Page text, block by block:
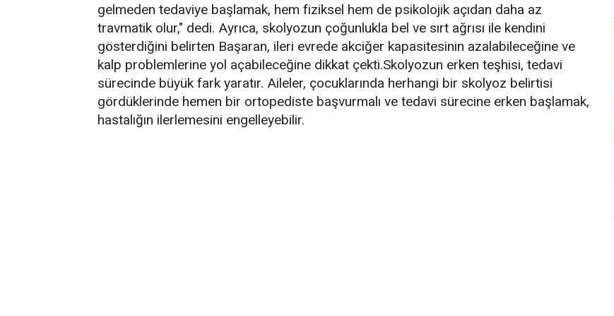
gelmeden tedaviye başlamak, hem fiziksel hem de psikolojik açıdan daha az
travmatik olur," dedi. Ayrıca, skolyozun çoğunlukla bel ve sırt ağrısı ile kendini
gösterdiğini belirten Başaran, ileri evrede akciğer kapasitesinin azalabileceğine ve
kalp problemlerine yol açabileceğine dikkat çekti.Skolyozun erken teşhisi, tedavi
sürecinde büyük fark yaratır. Aileler, çocuklarında herhangi bir skolyoz belirtisi
gördüklerinde hemen bir ortopediste başvurmalı ve tedavi sürecine erken başlamak,
hastalığın ilerlemesini engelleyebilir.